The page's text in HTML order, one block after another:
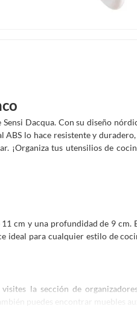
Dacqua. Con su diseño
lo hace resistente y
¡Organiza tus utensilios de
cm y una profundidad de 9 cm.
ideal para cualquier estilo de
la sección de
puedes encontrar muebles